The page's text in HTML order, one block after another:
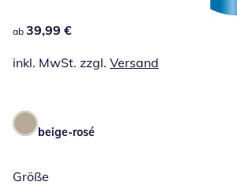
39,99 €
ab 39,99 €
inkl. MwSt. zzgl. Versand
beige-rosé
Größe